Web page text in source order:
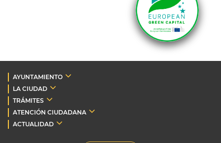
AYUNTAMIENTO
LA CIUDAD
TRÁMITES
ATENCIÓN CIUDADANA
ACTUALIDAD